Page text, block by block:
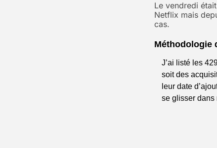
Le vendredi
Netflix mais
cas.
Méthodologie
J’ai listé les
soit des
leur date
se glisser dans